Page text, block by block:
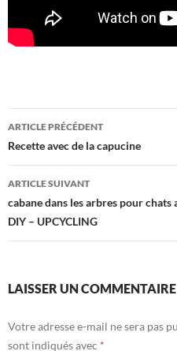
Navigation
des
articles
ARTICLE PRÉCÉDENT
Recette avec de la capucine
ARTICLE SUIVANT
cabane dans les arbres pour chats
DIY – UPCYCLING
LAISSER UN COMMENTAIRE
Votre adresse e-mail ne sera pas
sont indiqués avec *